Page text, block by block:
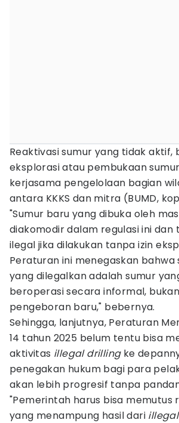
Reaktivasi sumur yang tidak aktif,
eksplorasi atau pembukaan
kerjasama pengelolaan bagian
antara KKKS dan mitra (BUMD,
"Sumur baru yang dibuka oleh
diakomodir dalam regulasi ini
ilegal jika dilakukan tanpa izin
Peraturan ini menegaskan bahwa
yang dilegalkan adalah sumur
beroperasi secara informal,
pengeboran baru," bebernya.
Sehingga, lanjutnya, Peraturan
14 tahun 2025 belum tentu bisa
aktivitas illegal drillingke
penegakan hukum bagi para
akan lebih progresif tanpa
"Pemerintah harus bisa memutus
yang menampung hasil dari